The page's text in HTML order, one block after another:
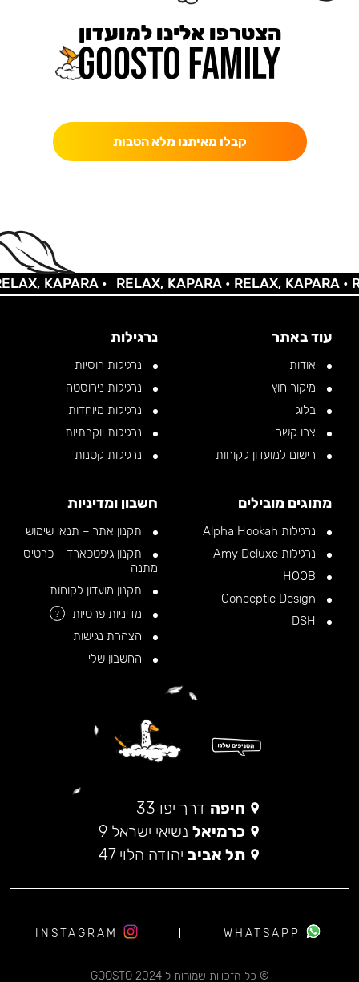
הצטרפו אלינו למועדון
קבלו מאיתנו מלא הטבות
KAPARA • RELAX, KAPARA •RELAX, KAPARA •
עוד באתר
אודות
מיקור חוץ
בלוג
צרו קשר
רישום למועדון לקוחות
נרגילות
נרגילות רוסיות
נרגילות נירוסטה
נרגילות מיוחדות
נרגילות יוקרתיות
נרגילות קטנות
מתוגים מובילים
נרגילות Alpha Hookah
נרגילות Amy Deluxe
חשבון ומדיניות
תקנון אתר – תנאי שימוש
תקנון גיפטכארד – כרטיס
מתנה
תקנון מועדון לקוחות
מדיניות פרטיות
?
הצהרת נגישות
החשבון שלי
חיפה דרך יפו 33
כרמיאל נשיאי ישראל 9
תל אביב יהודה הלוי 47
© כל הזכויות שמורות ל 2024 GOOSTO
WHATSAPP
INSTAGRAM